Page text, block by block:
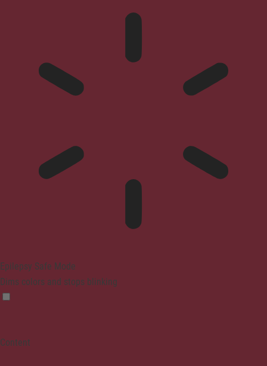
Epilepsy Safe Mode
Dims colors and stops blinking
Content